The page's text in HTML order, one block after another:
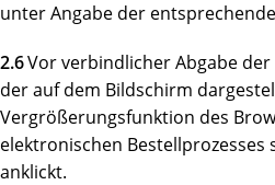
unter Angabe der
2.6Vor verbindlicher Abgabe
der auf dem Bildschirm
Vergrößerungsfunktion des
elektronischen
anklickt.